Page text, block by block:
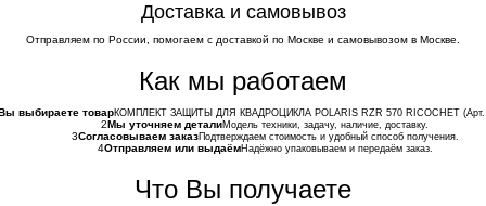
Доставка и самовывоз
Отправляем по России, помогаем с доставкой по Москве и самовывозом в Москве.
Как мы работаем
выбираете товарКОМПЛЕКТ ЗАЩИТЫ ДЛЯ КВАДРОЦИКЛА POLARIS RZR 570 RICOCHET (Арт.
2 Мы уточняем деталиМодель техники, задачу, наличие, доставку.
3Согласовываем заказПодтверждаем стоимость и удобный способ получения.
4Отправляем или выдаёмНадёжно упаковываем и передаём заказ.
Что Вы получаете